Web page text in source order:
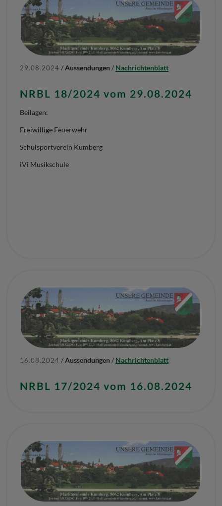
29.08.2024 /Aussendungen / Nachrichtenblatt
NRBL 18/2024 vom 29.08.2024
Beilagen:
Freiwillige Feuerwehr
Schulsportverein Kumberg
iVi Musikschule
16.08.2024 /Aussendungen / Nachrichtenblatt
NRBL 17/2024 vom 16.08.2024